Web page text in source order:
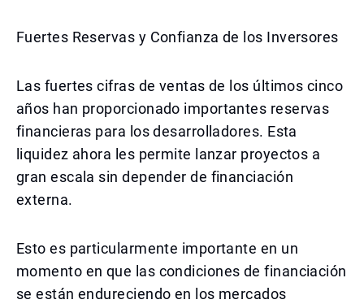
Fuertes Reservas y Confianza de los Inversores
Las fuertes cifras de ventas de los últimos cinco
años han proporcionado importantes reservas
financieras para los desarrolladores. Esta
liquidez ahora les permite lanzar proyectos a
gran escala sin depender de financiación
externa.
Esto es particularmente importante en un
momento en que las condiciones de financiación
se están endureciendo en los mercados